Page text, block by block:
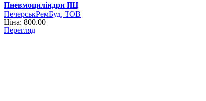
Пневмоциліндри ПЦ
ПечерськРемБуд, ТОВ
Ціна: 800.00
Перегляд